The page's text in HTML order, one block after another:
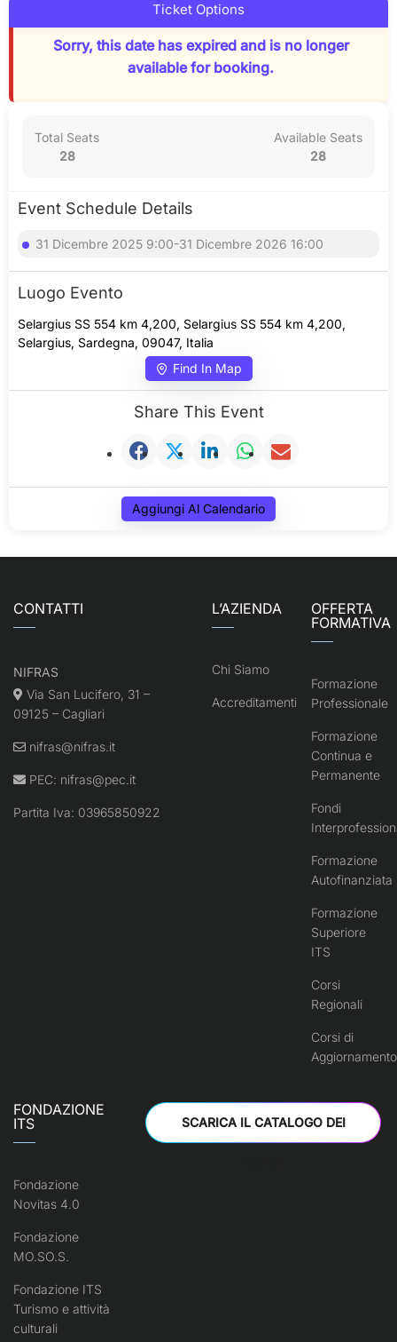
Ticket Options
Sorry, this date has expired and is no longer
available for booking.
Total Seats
28
Available Seats
28
Event Schedule Details
31 Dicembre 2025 9:00-31 Dicembre 2026 16:00
Luogo Evento
Selargius SS 554 km 4,200, Selargius SS 554 km 4,200,
Selargius, Sardegna, 09047, Italia
Find In Map
Share This Event
Aggiungi Al Calendario
CONTATTI
NIFRAS
Via San Lucifero, 31 –
09125 – Cagliari
nifras@nifras.it
PEC: nifras@pec.it
Partita Iva: 03965850922
L’AZIENDA
Chi Siamo
Accreditamenti
OFFERTA
FORMATIVA
Formazione
Professionale
Formazione
Continua e
Permanente
Fondi
Formazione
Autofinanziata
Formazione
Superiore
ITS
Corsi
Regionali
Corsi di
Aggiornamento
FONDAZIONE
ITS
Fondazione
Novitas 4.0
Fondazione
MO.SO.S.
Fondazione ITS
Turismo e attività
culturali
SCARICA IL CATALOGO DEI